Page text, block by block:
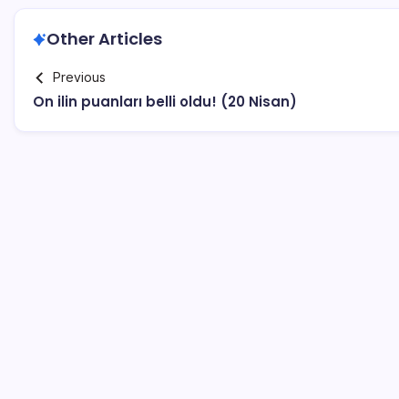
Other Articles
Previous
On ilin puanları belli oldu! (20 Nisan)